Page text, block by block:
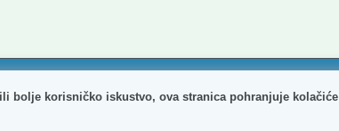
bolje korisničko iskustvo, ova stranica pohranjuje kolačiće